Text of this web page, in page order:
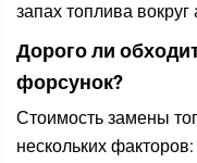
запах топлива
Дорого ли
форсунок?
Стоимость замены
нескольких факторов: